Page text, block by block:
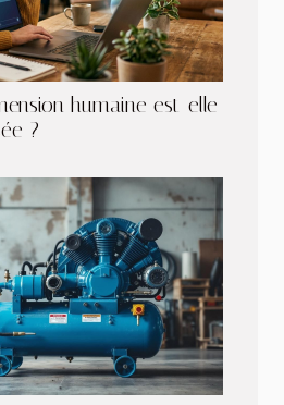
humaine est-elle
?